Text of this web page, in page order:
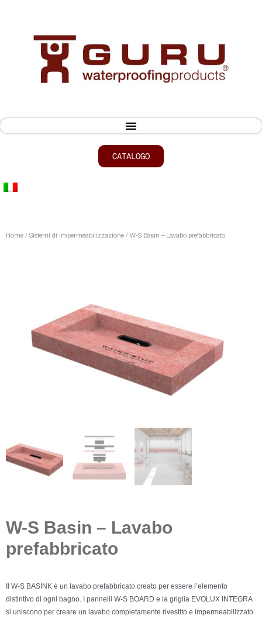
CATALOGO
Home / Sistemi di impermeabilizzazione / W-S Basin – Lavabo prefabbricato
W-S Basin – Lavabo
prefabbricato
Il W-S BASINK è un lavabo prefabbricato creato per essere l’elemento
distintivo di ogni bagno. I pannelli W-S BOARD e la griglia EVOLUX INTEGRA
si uniscono per creare un lavabo completamente rivestito e impermeabilizzato.